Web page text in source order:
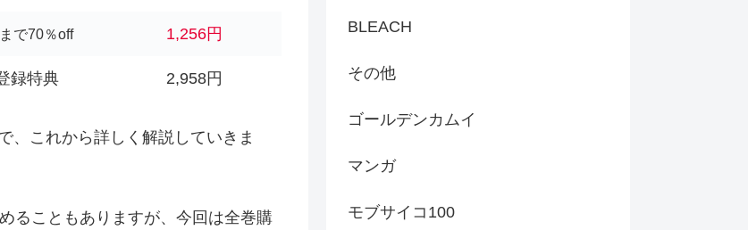
で70％off 1,256円
録特典 2,958円
、これから詳しく解説していきま
ることもありますが、今回は全巻購
BLEACH
その他
ゴールデンカムイ
マンガ
モブサイコ100